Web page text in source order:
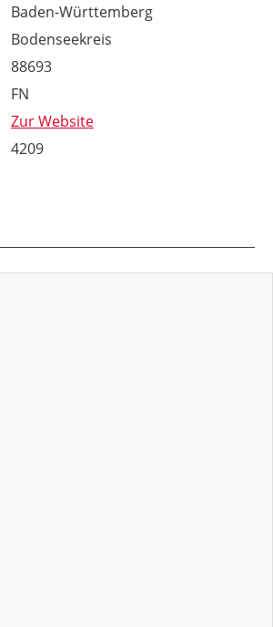
Baden-Württemberg
Bodenseekreis
88693
FN
Zur Website
4209